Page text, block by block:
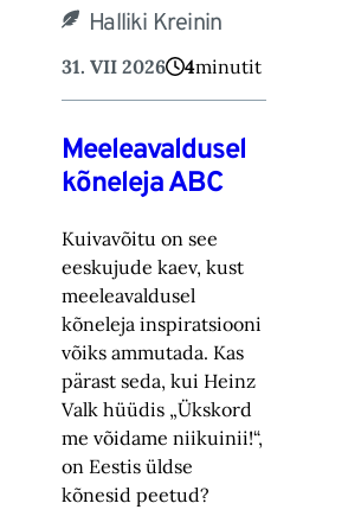
Halliki Kreinin
31. VII 2026 4minutit
Meeleavaldusel
kõneleja ABC
Kuivavõitu on see
eeskujude kaev, kust
meeleavaldusel
kõneleja inspiratsiooni
võiks ammutada. Kas
pärast seda, kui Heinz
Valk hüüdis „Ükskord
me võidame niikuinii!“,
on Eestis üldse
kõnesid peetud?